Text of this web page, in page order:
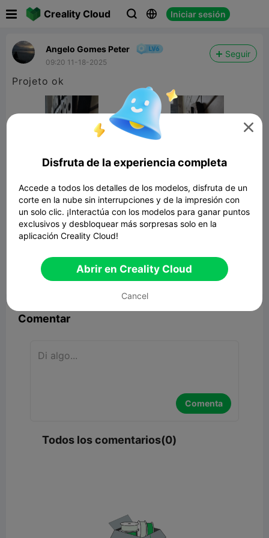
Creality Cloud   Iniciar sesión
Angelo Gomes Peter
09:20 11-18-2025
Seguir
Projeto ok
Suporte parede

Comentar
Comenta
Todos los comentarios(0)

Disfruta de la experiencia completa
Accede a todos los detalles de los modelos, disfruta de un
corte en la nube sin interrupciones y de la impresión con
un solo clic. ¡Interactúa con los modelos para ganar puntos
exclusivos y desbloquear más sorpresas solo en la
aplicación Creality Cloud!
Abrir en Creality Cloud
Cancel